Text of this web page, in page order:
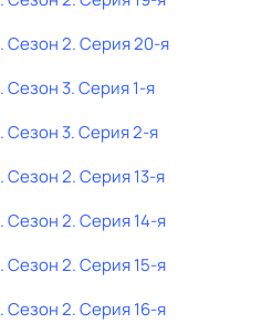
. Сезон 2. Серия 20-я
. Сезон 3. Серия 1-я
. Сезон 3. Серия 2-я
. Сезон 2. Серия 13-я
. Сезон 2. Серия 14-я
. Сезон 2. Серия 15-я
. Сезон 2. Серия 16-я